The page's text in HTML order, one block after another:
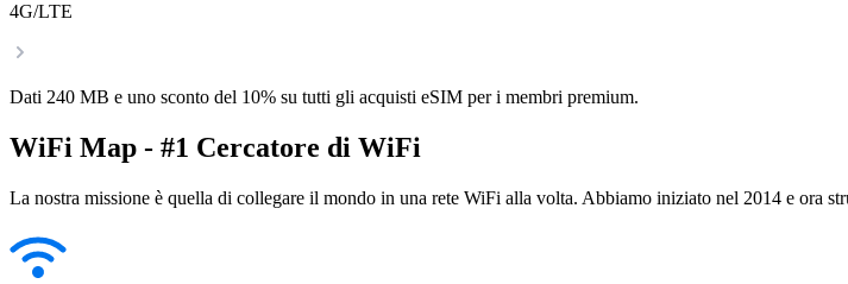
4G/LTE
Dati 240 MB e uno sconto del 10% su tutti gli acquisti eSIM per i membri premium.
WiFi Map - #1 Cercatore di WiFi
La nostra missione è quella di collegare il mondo in una rete WiFi alla volta. Abbiamo iniziato nel 2014 e ora